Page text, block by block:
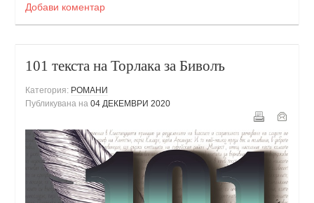
Добави коментар
101 текста на Торлака за Биволъ
Категория: РОМАНИ
Публикувана на 04 ДЕКЕМВРИ 2020